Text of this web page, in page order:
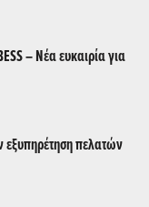
– Νέα ευκαιρία για
εξυπηρέτηση πελατών